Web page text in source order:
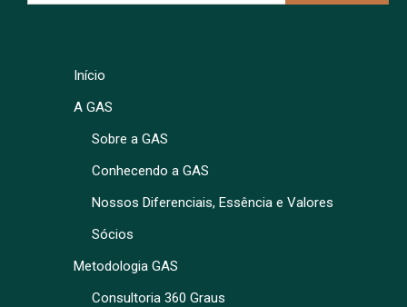
Início
A GAS
Sobre a GAS
Conhecendo a GAS
Nossos Diferenciais, Essência e Valores
Sócios
Metodologia GAS
Consultoria 360 Graus